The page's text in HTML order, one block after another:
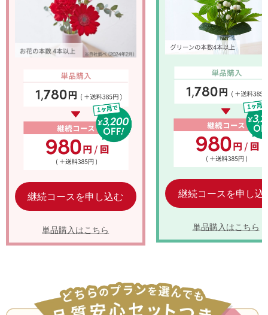
継続コースを申し込む
単品購入はこちら
継続コースを申し込
単品購入はこちら